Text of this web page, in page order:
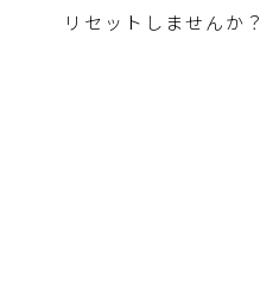
リセットしませんか？